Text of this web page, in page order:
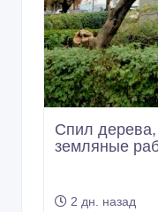
Спил
земляные
2 дн. назад